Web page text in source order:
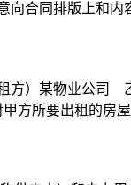
向合同排版上和
方）某物业公司
方所要出租的房